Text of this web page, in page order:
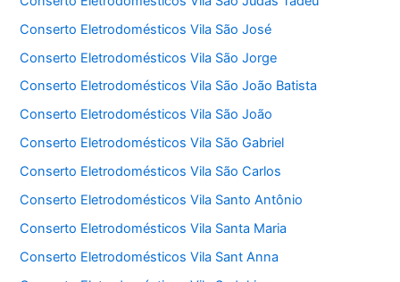
Conserto Eletrodomésticos Vila São José
Conserto Eletrodomésticos Vila São Jorge
Conserto Eletrodomésticos Vila São João Batista
Conserto Eletrodomésticos Vila São João
Conserto Eletrodomésticos Vila São Gabriel
Conserto Eletrodomésticos Vila São Carlos
Conserto Eletrodomésticos Vila Santo Antônio
Conserto Eletrodomésticos Vila Santa Maria
Conserto Eletrodomésticos Vila Sant Anna